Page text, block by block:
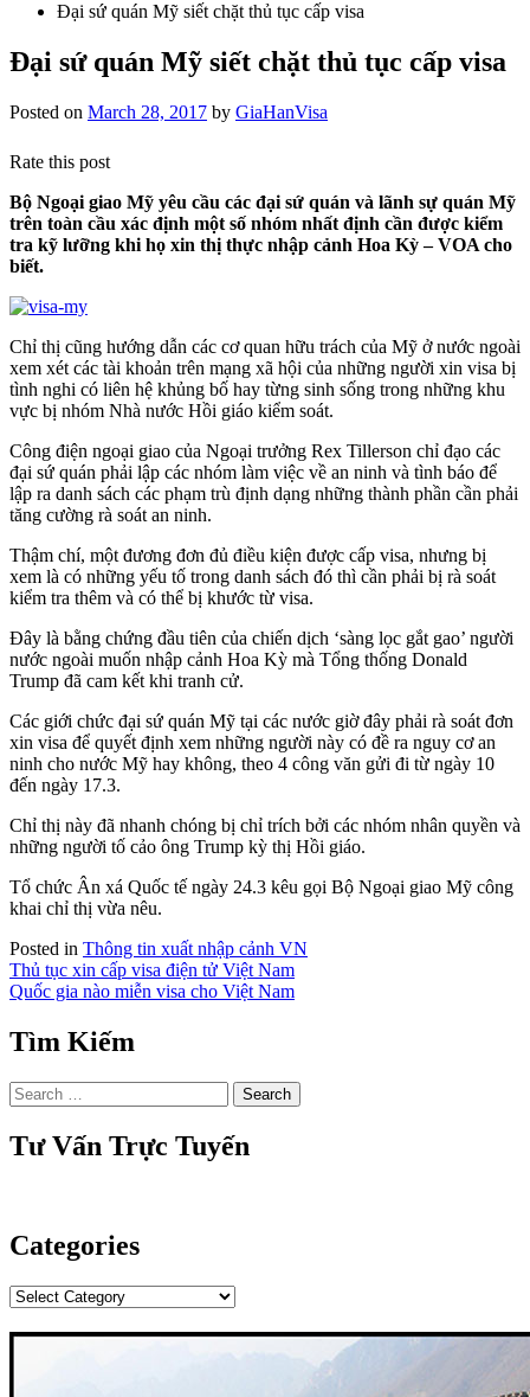
Đại sứ quán Mỹ siết chặt thủ tục cấp visa
Đại sứ quán Mỹ siết chặt thủ tục cấp visa
Posted on March 28, 2017 by GiaHanVisa
Rate this post
Bộ Ngoại giao Mỹ yêu cầu các đại sứ quán và lãnh sự quán Mỹ
trên toàn cầu xác định một số nhóm nhất định cần được kiểm
tra kỹ lưỡng khi họ xin thị thực nhập cảnh Hoa Kỳ – VOA cho
biết.
Chỉ thị cũng hướng dẫn các cơ quan hữu trách của Mỹ ở nước ngoài
xem xét các tài khoản trên mạng xã hội của những người xin visa bị
tình nghi có liên hệ khủng bố hay từng sinh sống trong những khu
vực bị nhóm Nhà nước Hồi giáo kiểm soát.
Công điện ngoại giao của Ngoại trưởng Rex Tillerson chỉ đạo các
đại sứ quán phải lập các nhóm làm việc về an ninh và tình báo để
lập ra danh sách các phạm trù định dạng những thành phần cần phải
tăng cường rà soát an ninh.
Thậm chí, một đương đơn đủ điều kiện được cấp visa, nhưng bị
xem là có những yếu tố trong danh sách đó thì cần phải bị rà soát
kiểm tra thêm và có thể bị khước từ visa.
Đây là bằng chứng đầu tiên của chiến dịch ‘sàng lọc gắt gao’ người
nước ngoài muốn nhập cảnh Hoa Kỳ mà Tổng thống Donald
Trump đã cam kết khi tranh cử.
Các giới chức đại sứ quán Mỹ tại các nước giờ đây phải rà soát đơn
xin visa để quyết định xem những người này có đề ra nguy cơ an
ninh cho nước Mỹ hay không, theo 4 công văn gửi đi từ ngày 10
đến ngày 17.3.
Chỉ thị này đã nhanh chóng bị chỉ trích bởi các nhóm nhân quyền và
những người tố cảo ông Trump kỳ thị Hồi giáo.
Tổ chức Ân xá Quốc tế ngày 24.3 kêu gọi Bộ Ngoại giao Mỹ công
khai chỉ thị vừa nêu.
Posted in Thông tin xuất nhập cảnh VN
Post
navigation
Thủ tục xin cấp visa điện tử Việt Nam
Quốc gia nào miễn visa cho Việt Nam
Tìm Kiếm
Search
for:
Tư Vấn Trực Tuyến
Categories
Categories